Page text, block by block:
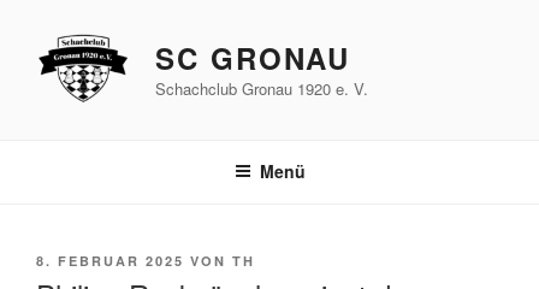
springen
SC GRONAU
Schachclub Gronau 1920 e. V.
Menü
VERÖFFENTLICHT
8. FEBRUAR 2025 VON TH